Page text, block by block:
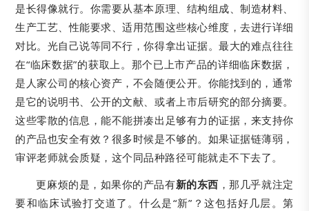
是长得像就行。你需要从基本原理、结构组成、制造材料、
生产工艺、性能要求、适用范围这些核心维度，去进行详细
对比。光自己说等同不行，你得拿出证据。最大的难点往往
在“临床数据”的获取上。那个已上市产品的详细临床数据，
是人家公司的核心资产，不会随便公开。你能找到的，通常
是它的说明书、公开的文献、或者上市后研究的部分摘要。
这些零散的信息，能不能拼凑出足够有力的证据，来支持你
的产品也安全有效？很多时候是不够的。如果证据链薄弱，
审评老师就会质疑，这个同品种路径可能就走不下去了。
更麻烦的是，如果你的产品有新的东西 ，那几乎就注定
要和临床试验打交道了。什么是“新”？这包括好几层。第